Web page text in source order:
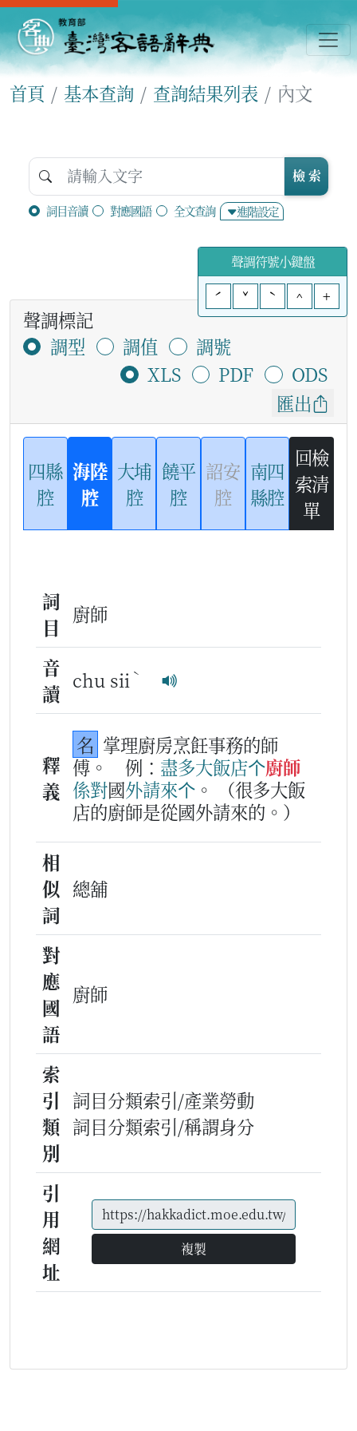
首頁 基本查詢 查詢結果列表 內文
詞目音讀 對應國語 全文查詢 進階設定
檢 索
聲調符號小鍵盤
ˊ
ˇ ˋ ^ +
聲調標記
調型
調值
調號
XLS
PDF
ODS
匯出
四縣
腔
海陸
腔
大埔
腔
饒平
腔
詔安
腔
南四
縣腔
回檢
索清
單
詞
目
廚師
音
讀
chu sii ˋ
釋
義
名 掌理廚房烹飪事務的師
傅。
例： 盡多大飯店个廚師
係對國外請來个 。
（很多大飯
店的廚師是從國外請來的。）
相
似
詞
總舖
對
應
國
語
廚師
索
引
類
別
詞目分類索引/產業勞動
詞目分類索引/稱謂身分
引
用
網
址
複製